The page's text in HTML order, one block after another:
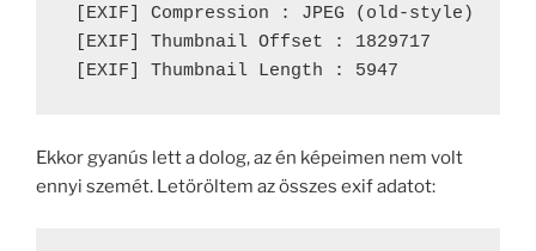
[EXIF] Compression : JPEG (old-style)
[EXIF] Thumbnail Offset : 1829717
[EXIF] Thumbnail Length : 5947
Ekkor gyanús lett a dolog, az én képeimen nem volt
ennyi szemét. Letöröltem az összes exif adatot: